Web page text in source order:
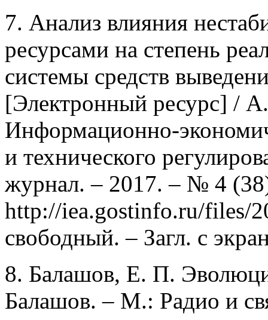
7. Анализ влияния
ресурсами на степень
системы средств
[Электронный ресурс] /
Информационно-
и технического
журнал. – 2017. – № 4
http://iea.gostinfo.ru/files/
свободный. – Загл. с
8. Балашов, Е. П.
Балашов. – М.: Радио и